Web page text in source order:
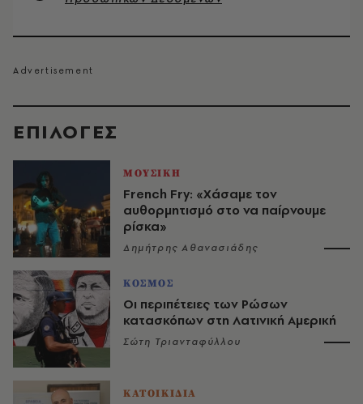
EΠΙΛΟΓΈΣ
ΜΟΥΣΙΚΗ
French Fry: «Χάσαμε τον
αυθορμητισμό στο να παίρνουμε
ρίσκα»
Δημήτρης Αθανασιάδης
ΚΟΣΜΟΣ
Οι περιπέτειες των Ρώσων
κατασκόπων στη Λατινική Αμερική
Σώτη Τριανταφύλλου
ΚΑΤΟΙΚΙΔΙΑ